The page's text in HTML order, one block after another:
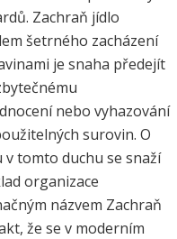
Zachraň jídlo
šetrného zacházení
je snaha předejít
nebo vyhazování
surovin. O
v tomto duchu se snaží
organizace
názvem Zachraň
že se v moderním